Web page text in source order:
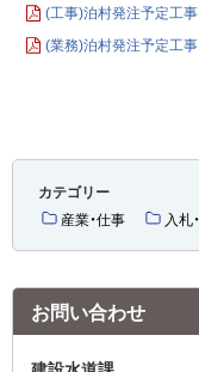
(工事)泊村発注予定工事
(業務)泊村発注予定工事
カテゴリー
産業・仕事
入札
お問い合わせ